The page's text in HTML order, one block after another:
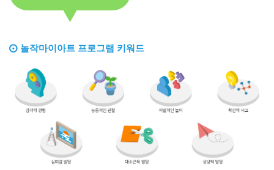
놀작마이아트 프로그램 키워드